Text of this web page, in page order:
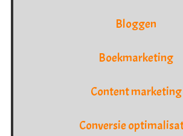
Bloggen
Boekmarketing
Content marketing
Conversie